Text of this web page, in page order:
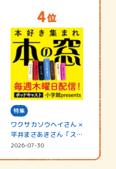
特集
ワクサカソウヘイさん ×
平井まさあきさん「スペ
シャ…
2026-07-30